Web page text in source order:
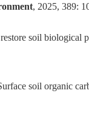
, 2025, 389:
soil biological
soil organic